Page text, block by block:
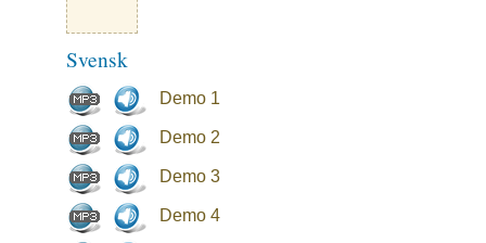
Svensk
Demo 1
Demo 2
Demo 3
Demo 4